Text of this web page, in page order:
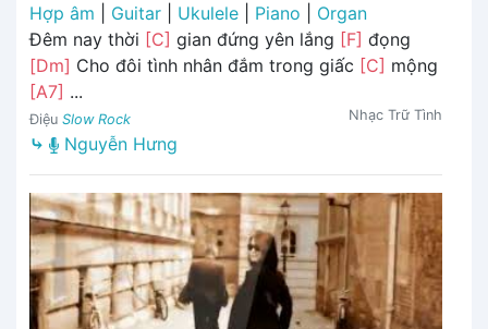
Hợp âm
Guitar Ukulele Piano
Organ
Đêm nay thời [C] gian đứng yên lắng [F] đọng
[Dm] Cho đôi tình nhân đắm trong giấc [C] mộng
[A7] ...
Điệu Slow Rock Nhạc Trữ Tình
⤷ Nguyễn Hưng